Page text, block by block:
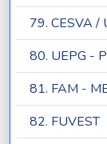
79. CESVA /
80. UEPG -
81. FAM -
82. FUVEST